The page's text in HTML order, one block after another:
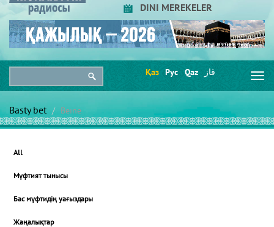
DINI MEREKELER
Қаз Рус Qaz قاز
Basty bet Beıne
All
Мүфтият тынысы
Бас мүфтидің уағыздары
Жаңалықтар